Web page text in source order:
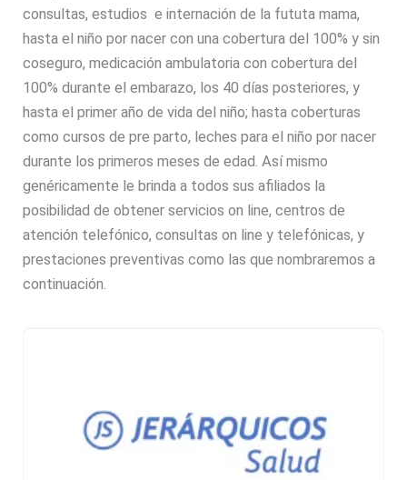
consultas, estudios e internación de la fututa mama,
hasta el niño por nacer con una cobertura del 100% y sin
coseguro, medicación ambulatoria con cobertura del
100% durante el embarazo, los 40 días posteriores, y
hasta el primer año de vida del niño; hasta coberturas
como cursos de pre parto, leches para el niño por nacer
durante los primeros meses de edad. Así mismo
genéricamente le brinda a todos sus afiliados la
posibilidad de obtener servicios on line, centros de
atención telefónico, consultas on line y telefónicas, y
prestaciones preventivas como las que nombraremos a
continuación.